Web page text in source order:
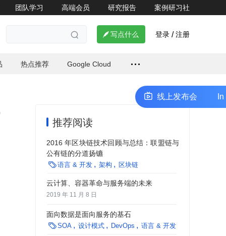
团队学习 高端会员 研究报告 案例研习社
  写点什么 登录 / 注册
热点推荐 Google Cloud
推荐阅读
2016 年区块链技术回顾与总结：联盟链与
公有链的分道扬镳
语言 & 开发 架构 区块链
云计算、容器革命与服务端的未来
2019 年 11 月 8 日
面向数据是面向服务的基石
SOA 设计模式 DevOps 语言 & 开发
InfoQ 极客传媒开发者生态共创计划线上发布会 InfoQ 极